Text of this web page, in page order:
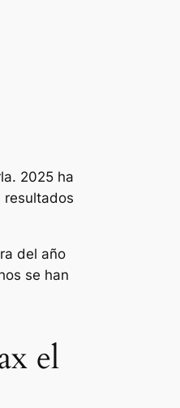
2025 ha
resultados
del año
se han
el